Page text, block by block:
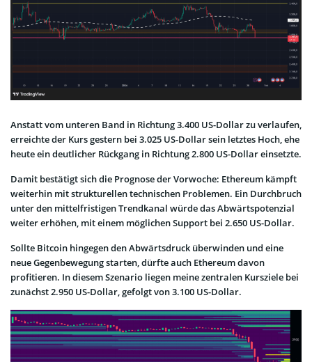
Anstatt vom unteren Band in Richtung 3.400 US-Dollar zu verlaufen,
erreichte der Kurs gestern bei 3.025 US-Dollar sein letztes Hoch, ehe
heute ein deutlicher Rückgang in Richtung 2.800 US-Dollar einsetzte.
Damit bestätigt sich die Prognose der Vorwoche: Ethereum kämpft
weiterhin mit strukturellen technischen Problemen. Ein Durchbruch
unter den mittelfristigen Trendkanal würde das Abwärtspotenzial
weiter erhöhen, mit einem möglichen Support bei 2.650 US-Dollar.
Sollte Bitcoin hingegen den Abwärtsdruck überwinden und eine
neue Gegenbewegung starten, dürfte auch Ethereum davon
profitieren. In diesem Szenario liegen meine zentralen Kursziele bei
zunächst 2.950 US-Dollar, gefolgt von 3.100 US-Dollar.